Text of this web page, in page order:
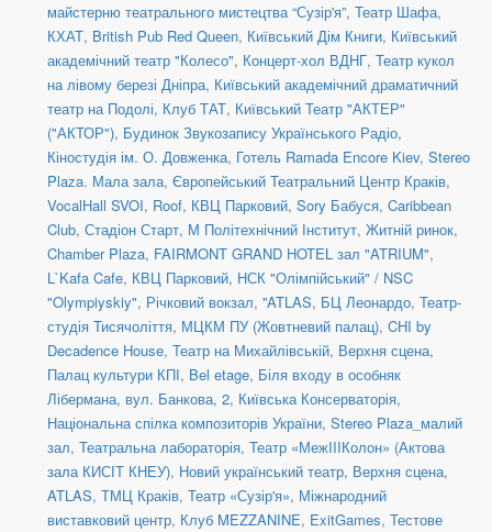
майстерню театрального мистецтва “Сузір'я”, Театр Шафа,
КХАТ, British Pub Red Queen, Київський Дім Книги, Київський
академічний театр "Колесо", Концерт-хол ВДНГ, Театр кукол
на лівому березі Дніпра, Київський академічний драматичний
театр на Подолі, Клуб ТАТ, Київський Театр "АКТЕР"
("АКТОР"), Будинок Звукозапису Українського Радіо,
Кіностудія ім. О. Довженка, Готель Ramada Encore Kiev, Stereo
Plaza. Мала зала, Європейський Театральний Центр Краків,
VocalHall SVOI, Roof, КВЦ Парковий, Sory Бабуся, Caribbean
Club, Стадіон Старт, М Політехнічний Інститут, Житній ринок,
Chamber Plaza, FAIRMONT GRAND HOTEL зал "ATRIUM",
L`Kafa Cafe, КВЦ Парковий, НСК "Олімпійський" / NSC
"Olympiyskiy", Річковий вокзал, ''ATLAS, БЦ Леонардо, Театр-
студія Тисячоліття, МЦКМ ПУ (Жовтневий палац), CHI by
Decadence House, Театр на Михайлівській, Верхня сцена,
Палац культури КПІ, Bel etage, Біля входу в особняк
Лібермана, вул. Банкова, 2, Київська Консерваторія,
Національна спілка композиторів України, Stereo Plaza_малий
зал, Театральна лабораторія, Театр «МежIIIКолон» (Актова
зала КИСІТ КНЕУ), Новий український театр, Верхня сцена,
ATLAS, ТМЦ Краків, Театр «Сузір'я», Міжнародний
виставковий центр, Клуб MEZZANINE, ExitGames, Тестове